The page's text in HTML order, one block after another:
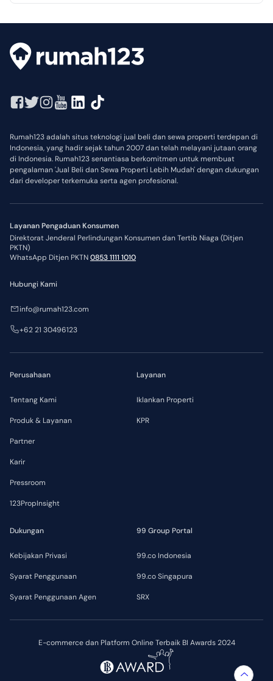
Rumah123 adalah situs teknologi jual beli dan sewa properti terdepan di
Indonesia, yang hadir sejak tahun 2007 dan telah melayani jutaan orang
di Indonesia. Rumah123 senantiasa berkomitmen untuk membuat
pengalaman 'Jual Beli dan Sewa Properti Lebih Mudah' dengan dukungan
dari developer terkemuka serta agen profesional.
Layanan Pengaduan Konsumen
Direktorat Jenderal Perlindungan Konsumen dan Tertib Niaga (Ditjen
PKTN)
WhatsApp Ditjen PKTN0853 1111 1010
E-commerce dan Platform Online Terbaik BI Awards 2024
Perusahaan
Tentang Kami
Produk & Layanan
Partner
Karir
Pressroom
123PropInsight
Layanan
Iklankan Properti
KPR
Dukungan
Kebijakan Privasi
Syarat Penggunaan
Syarat Penggunaan Agen
99 Group Portal
99.co Indonesia
99.co Singapura
SRX
Hubungi Kami
info@rumah123.com
+62 21 30496123